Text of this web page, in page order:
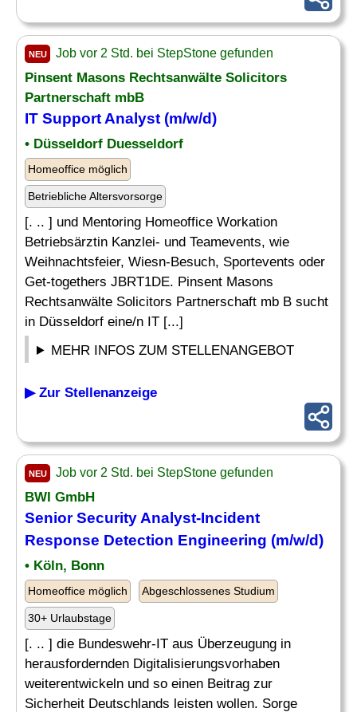
NEU Job vor 2 Std. bei StepStone gefunden
Pinsent Masons Rechtsanwälte Solicitors
Partnerschaft mbB
IT Support Analyst (m/w/d)
• Düsseldorf Duesseldorf
Homeoffice möglich
Betriebliche Altersvorsorge
[. .. ] und Mentoring Homeoffice Workation
Betriebsärztin Kanzlei- und Teamevents, wie
Weihnachtsfeier, Wiesn-Besuch, Sportevents oder
Get-togethers JBRT1DE. Pinsent Masons
Rechtsanwälte Solicitors Partnerschaft mb B sucht
in Düsseldorf eine/n IT [...]
MEHR INFOS ZUM STELLENANGEBOT
▶ Zur Stellenanzeige
NEU Job vor 2 Std. bei StepStone gefunden
BWI GmbH
Senior Security Analyst-Incident
Response Detection Engineering (m/w/d)
• Köln, Bonn
Homeoffice möglich Abgeschlossenes Studium
30+ Urlaubstage
[. .. ] die Bundeswehr-IT aus Überzeugung in
herausfordernden Digitalisierungsvorhaben
weiterentwickeln und so einen Beitrag zur
Sicherheit Deutschlands leisten wollen. Sorge